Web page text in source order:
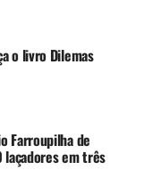
o livro Dilemas
Farroupilha de
laçadores em três